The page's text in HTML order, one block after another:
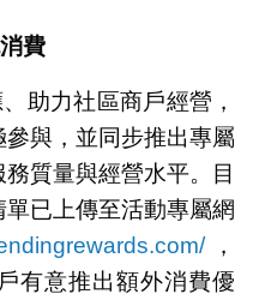
費
助力社區商戶經營，
與，並同步推出專屬
質量與經營水平。目
已上傳至活動專屬網
，
有意推出額外消費優